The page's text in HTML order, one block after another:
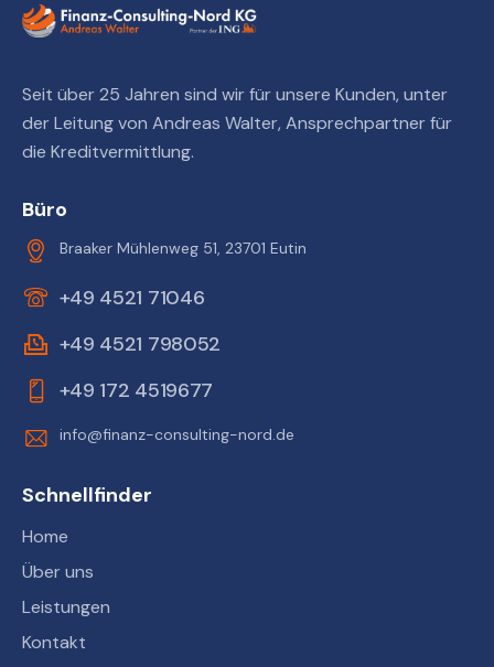
Seit über 25 Jahren sind wir für unsere Kunden, unter
der Leitung von Andreas Walter, Ansprechpartner für
die Kreditvermittlung.
Büro
Braaker Mühlenweg 51, 23701 Eutin
+49 4521 71046
+49 4521 798052
+49 172 4519677
info@finanz-consulting-nord.de
Schnellfinder
Home
Über uns
Leistungen
Kontakt